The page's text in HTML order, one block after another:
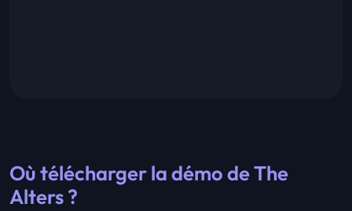
Où télécharger la démo deThe
Alters?